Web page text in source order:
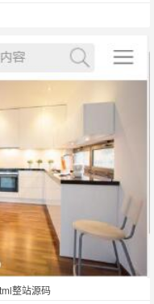
整站源码